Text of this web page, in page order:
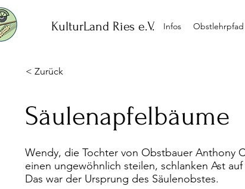
Infos Obstlehrpfad
KulturLand Ries e.V.
< Zurück
Säulenapfelbäume
Wendy, die Tochter von Obstbauer Anthony
einen ungewöhnlich steilen, schlanken Ast
Das war der Ursprung des Säulenobstes.